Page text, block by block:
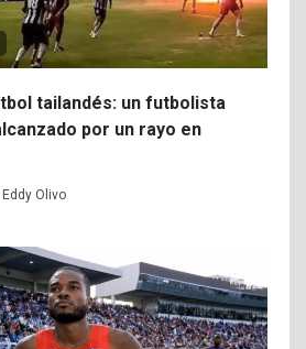
tailandés: un futbolista
por un rayo en
Eddy Olivo